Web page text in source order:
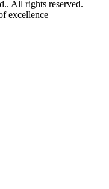
. All rights reserved.
excellence